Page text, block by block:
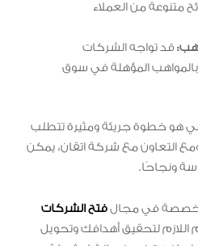
متنوعة من العملاء
قد تواجه الشركات
المؤهلة في سوق
هو خطوة جريئة ومثيرة تتطلب
التعاون مع شركة اتقان، يمكن
ونجاحًا.
في مجالفتح الشركات
اللازم لتحقيق أهدافك وتحويل